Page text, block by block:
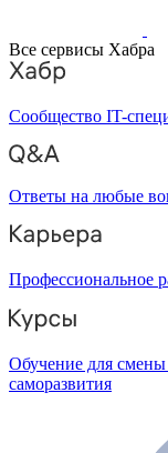
Все сервисы Хабра
Сообщество IT-
Ответы на любые
Профессиональное
Обучение для смены
саморазвития